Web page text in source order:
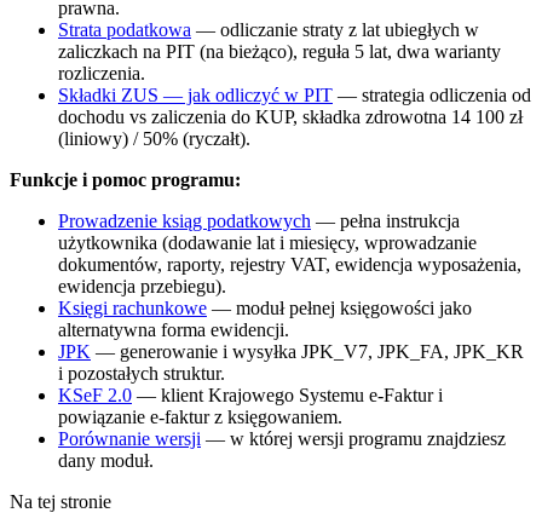
prawna.
Strata podatkowa — odliczanie straty z lat ubiegłych w
zaliczkach na PIT (na bieżąco), reguła 5 lat, dwa warianty
rozliczenia.
Składki ZUS — jak odliczyć w PIT — strategia odliczenia od
dochodu vs zaliczenia do KUP, składka zdrowotna 14 100 zł
(liniowy) / 50% (ryczałt).
Funkcje i pomoc programu:
Prowadzenie ksiąg podatkowych — pełna instrukcja
użytkownika (dodawanie lat i miesięcy, wprowadzanie
dokumentów, raporty, rejestry VAT, ewidencja wyposażenia,
ewidencja przebiegu).
Księgi rachunkowe — moduł pełnej księgowości jako
alternatywna forma ewidencji.
JPK — generowanie i wysyłka JPK_V7, JPK_FA, JPK_KR
i pozostałych struktur.
KSeF 2.0 — klient Krajowego Systemu e-Faktur i
powiązanie e-faktur z księgowaniem.
Porównanie wersji — w której wersji programu znajdziesz
dany moduł.
Na tej stronie